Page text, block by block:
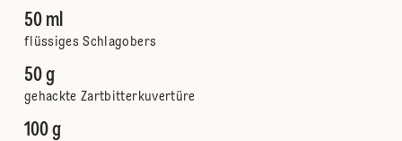
50 ml
flüssiges Schlagobers
50 g
gehackte Zartbitterkuvertüre
100 g